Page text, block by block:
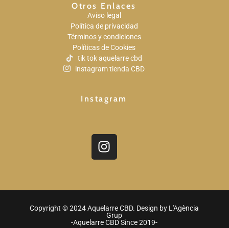
Otros Enlaces
Aviso legal
Política de privacidad
Términos y condiciones
Políticas de Cookies
tik tok aquelarre cbd
instagram tienda CBD
Instagram
Copyright © 2024 Aquelarre CBD. Design by L'Agència
Grup
-Aquelarre CBD Since 2019-